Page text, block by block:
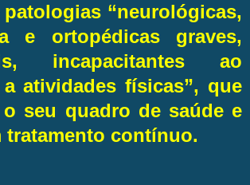
patologias “neurológicas,
e ortopédicas graves,
incapacitantes ao
atividades físicas”, que
o seu quadro de saúde e
tratamento contínuo.